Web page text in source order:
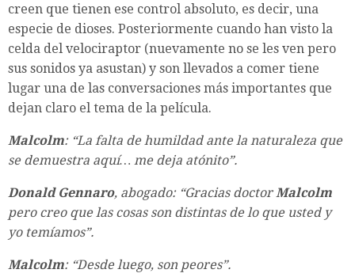
creen que tienen ese control absoluto, es decir, una
especie de dioses. Posteriormente cuando han visto la
celda del velociraptor (nuevamente no se les ven pero
sus sonidos ya asustan) y son llevados a comer tiene
lugar una de las conversaciones más importantes que
dejan claro el tema de la película.
Malcolm: “La falta de humildad ante la naturaleza que
se demuestra aquí… me deja atónito”.
Donald Gennaro, abogado: “Gracias doctor Malcolm
pero creo que las cosas son distintas de lo que usted y
yo temíamos”.
Malcolm: “Desde luego, son peores”.